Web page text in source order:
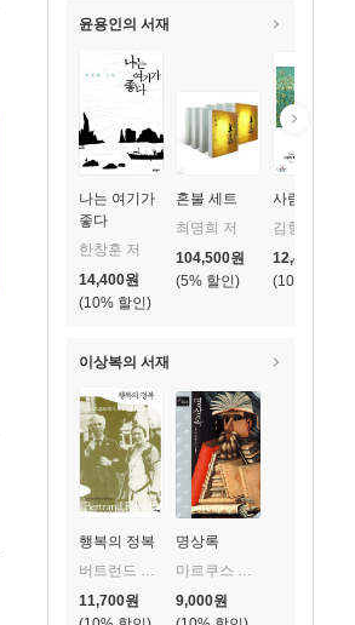
윤용인의 서재
나는 여기가
좋다
한창훈 저
10%
14,400원
혼불 세트
최명희 저
5%
104,500원
사람풍경
김형경 저
10
12,420
이상복의 서재
행복의 정복
버트런드 러셀 저/이순희 역
11,700원
명상록
마르쿠스 아우렐리우스 저/유동범 역
9,000원